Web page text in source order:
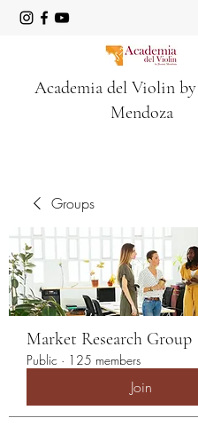
Academia del Violin
Mendoza
Groups
Market Research Group
Public · 125 members
Join